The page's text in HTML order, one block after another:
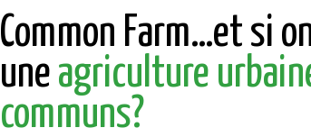
Common Farm…et si
une agriculture
communs?